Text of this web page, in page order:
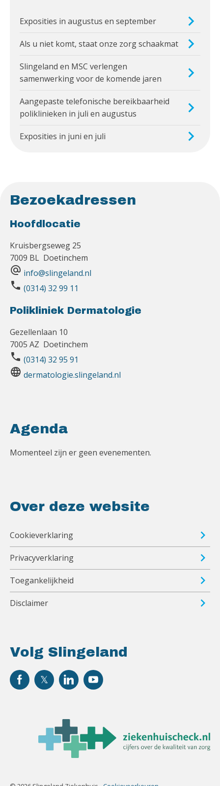
Exposities in augustus en september
Als u niet komt, staat onze zorg schaakmat
Slingeland en MSC verlengen
samenwerking voor de komende jaren
Aangepaste telefonische bereikbaarheid
poliklinieken in juli en augustus
Exposities in juni en juli
Bezoekadressen
Hoofdlocatie
Kruisbergseweg 25
7009 BL Doetinchem
alternate_email info@slingeland.nl
phone (0314) 32 99 11
Polikliniek Dermatologie
Gezellenlaan 10
7005 AZ Doetinchem
phone (0314) 32 95 91
language dermatologie.slingeland.nl
Volg Slingeland
Agenda
Momenteel zijn er geen evenementen.
Over deze website
Cookieverklaring
Privacyverklaring
Toegankelijkheid
Disclaimer